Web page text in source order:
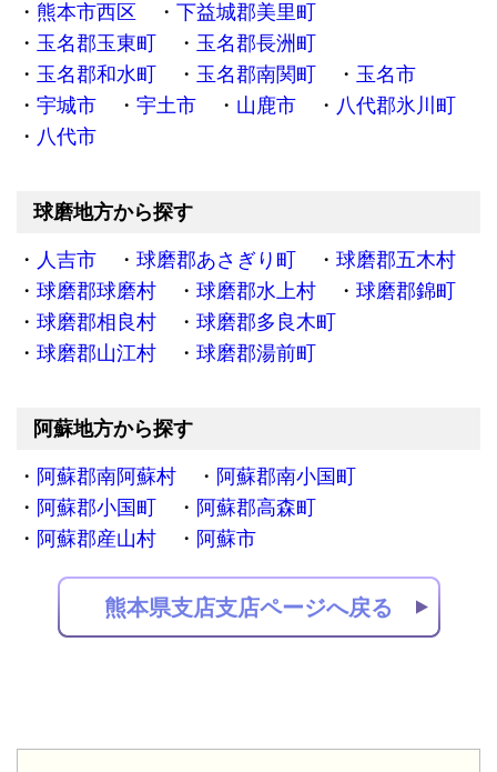
熊本市西区
下益城郡美里町
玉名郡玉東町
玉名郡長洲町
玉名郡和水町
玉名郡南関町
玉名市
宇城市
宇土市 山鹿市
八代郡氷川町
八代市
球磨地方から探す
人吉市 球磨郡あさぎり町
球磨郡五木村
球磨郡球磨村
球磨郡水上村
球磨郡錦町
球磨郡相良村
球磨郡多良木町
球磨郡山江村
球磨郡湯前町
阿蘇地方から探す
阿蘇郡南阿蘇村
阿蘇郡南小国町
阿蘇郡小国町
阿蘇郡高森町
阿蘇郡産山村
阿蘇市
熊本県支店支店ページへ戻る